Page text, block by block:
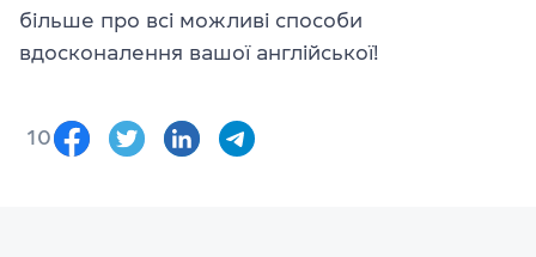
більше про всі можливі способи
вдосконалення вашої англійської!
10